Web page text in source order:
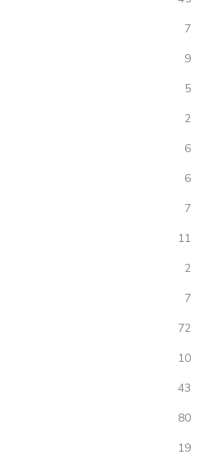
7
9
5
2
6
6
7
11
2
7
72
10
43
80
19